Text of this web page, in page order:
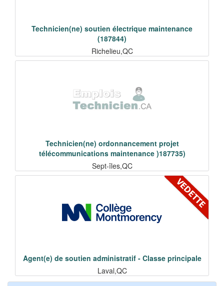
Technicien(ne) soutien électrique maintenance
(187844)
Richelieu,QC
Technicien(ne) ordonnancement projet
télécommunications maintenance )187735)
Sept-îles,QC
Agent(e) de soutien administratif - Classe principale
Laval,QC